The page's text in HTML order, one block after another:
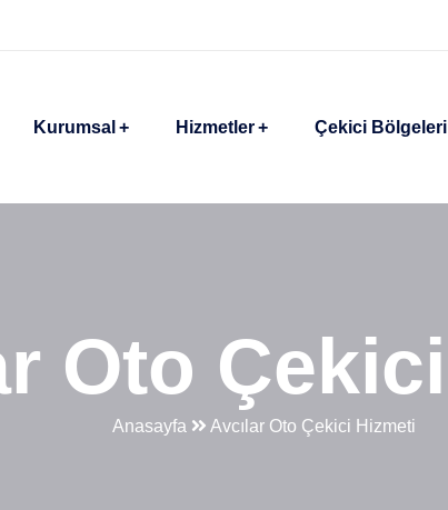
Kurumsal Hizmetler Çekici Bölgeleri
Oto
Anasayfa Avcılar Oto Çekici Hizmeti